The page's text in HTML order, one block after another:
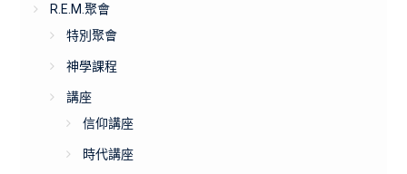
R.E.M.聚會
特別聚會
神學課程
講座
信仰講座
時代講座